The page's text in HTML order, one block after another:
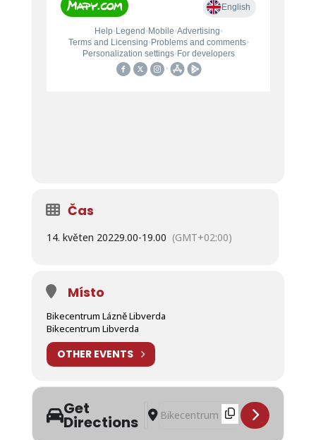
Čas
14. květen 20229.00-19.00 (GMT+02:00)
Místo
Bikecentrum Lázně Libverda
Bikecentrum Libverda
OTHER EVENTS
Get
Directions
Address - Start bikové sezóny 2022
Destination Address - Start